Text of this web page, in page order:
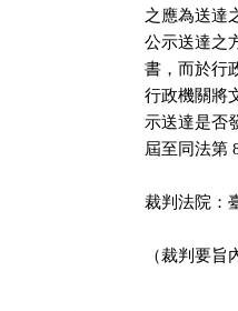
之應為送達
公示送達之
書，而於行
行政機關將
示送達是否
屆至同法第
裁判法院：
（裁判要旨